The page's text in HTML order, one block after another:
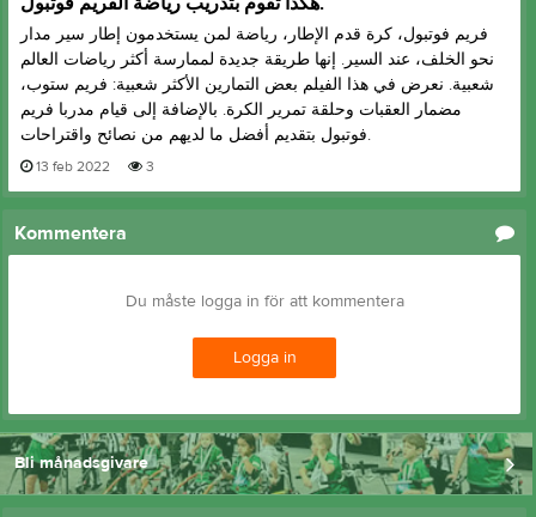
seconds
minutes,
20
seconds
فريم فوتبول، كرة قدم الإطار، رياضة لمن يستخدمون إطار سير مدار
نحو الخلف، عند السير. إنها طريقة جديدة لممارسة أكثر رياضات العالم
شعبية. نعرض في هذا الفيلم بعض التمارين الأكثر شعبية: فريم ستوب،
مضمار العقبات وحلقة تمرير الكرة. بالإضافة إلى قيام مدربا فريم
فوتبول بتقديم أفضل ما لديهم من نصائح واقتراحات.
13 feb 2022 3
Kommentera
Du måste logga in för att kommentera
Logga in
Bli månadsgivare